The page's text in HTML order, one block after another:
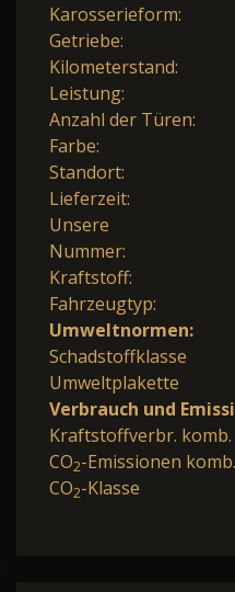
Karosserieform:
Getriebe:
Kilometerstand:
Leistung:
Anzahl der Türen:
Farbe:
Standort:
Lieferzeit:
Unsere
Nummer:
Kraftstoff:
Fahrzeugtyp:
Umweltnormen:
Schadstoffklasse
Umweltplakette
Verbrauch und
Kraftstoffverbr. komb.
CO2-Emissionen komb.
CO2-Klasse